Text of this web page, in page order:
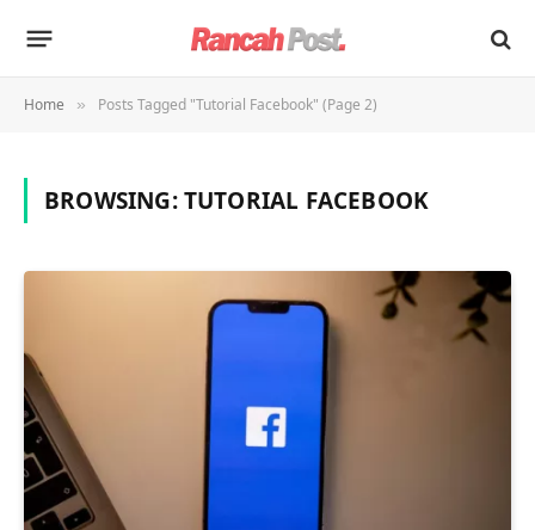
Home » Posts Tagged "Tutorial Facebook" (Page 2)
BROWSING:TUTORIAL FACEBOOK